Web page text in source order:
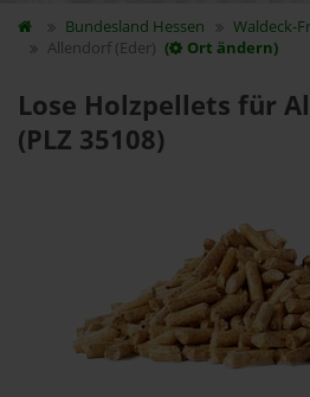
Bundesland Hessen
Waldeck-
Allendorf (Eder) ( Ort ändern)
Lose Holzpellets für
(PLZ 35108)